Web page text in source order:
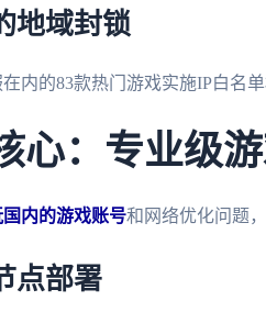
地域封锁
内的83款热门游戏实施IP白名
心：专业级
国内的游戏账号和网络优化问题
点部署